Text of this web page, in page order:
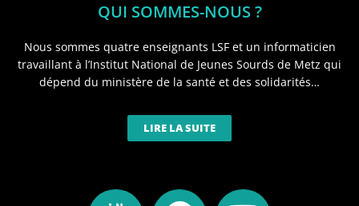
QUI SOMMES-NOUS ?
Nous sommes quatre enseignants LSF et un informaticien
travaillant à l’Institut National de Jeunes Sourds de Metz qui
dépend du ministère de la santé et des solidarités…
LIRE LA SUITE